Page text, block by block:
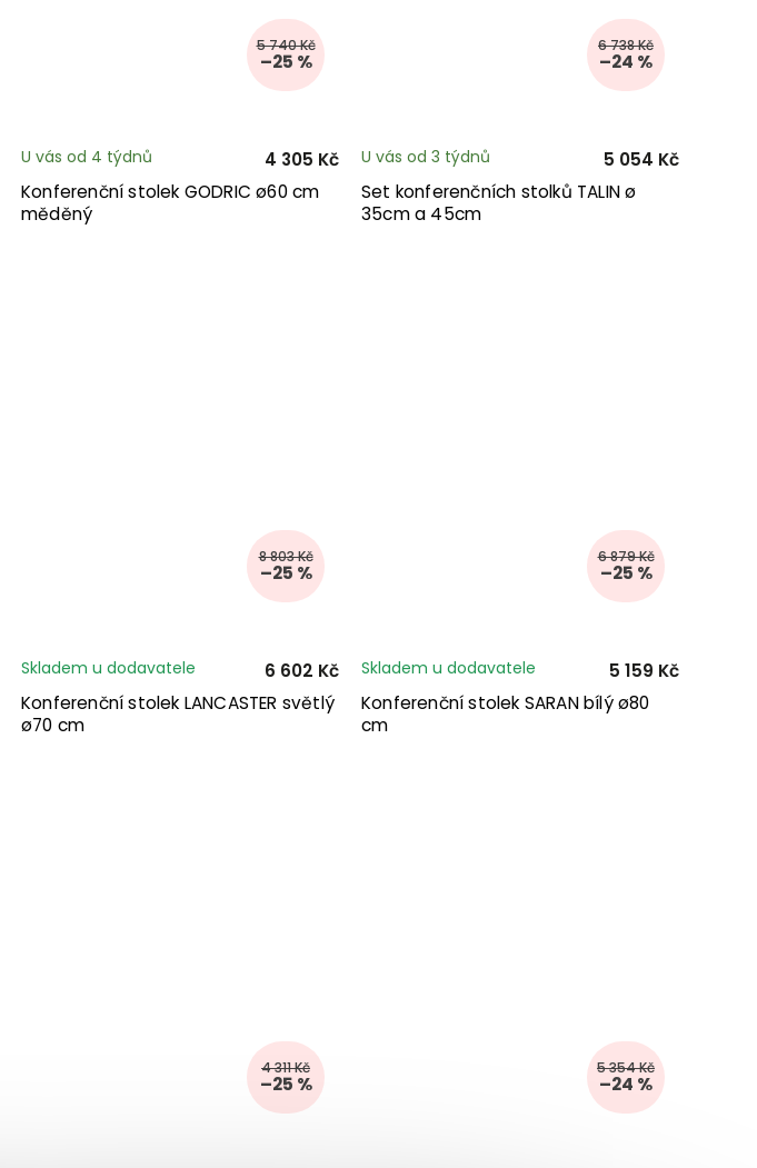
5 740 Kč
–25 %
Konferenční stolek GODRIC ø60 cm
měděný
U vás od 4 týdnů 4 305 Kč
6 738 Kč
–24 %
Set konferenčních stolků TALIN ø
35cm a 45cm
U vás od 3 týdnů 5 054 Kč
8 803 Kč
–25 %
Konferenční stolek LANCASTER světlý
ø70 cm
Skladem u dodavatele 6 602 Kč
6 879 Kč
–25 %
Konferenční stolek SARAN bílý ø80
cm
Skladem u dodavatele 5 159 Kč
4 311 Kč
–25 %
5 354 Kč
–24 %